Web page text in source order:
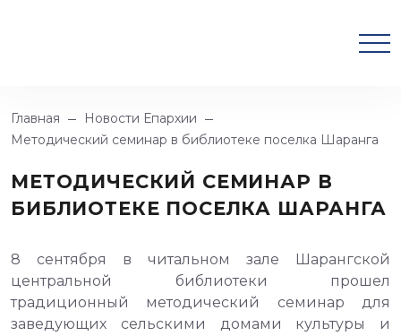
Главная
Новости Епархии
Методический семинар в библиотеке поселка Шаранга
МЕТОДИЧЕСКИЙ СЕМИНАР В
БИБЛИОТЕКЕ ПОСЕЛКА ШАРАНГА
8 сентября в читальном зале Шарангской
центральной библиотеки прошел
традиционный методический семинар для
заведующих сельскими домами культуры и